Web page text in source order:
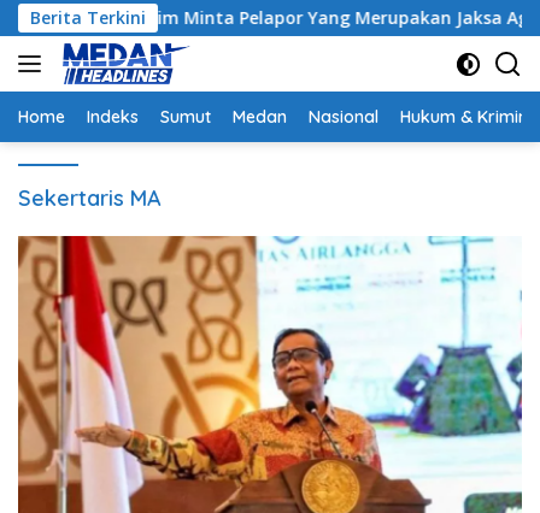
Langsung
ke
konten
Berita Terkini
Hakim Minta Pelapor Yang Merupakan Jaksa Agar
Home Indeks Sumut Medan Nasional Hukum &
Sekertaris MA